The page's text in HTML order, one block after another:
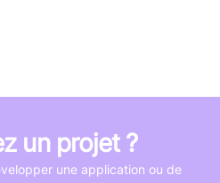
un projet ?
une application ou de